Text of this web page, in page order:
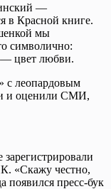
—
в Красной книге.
мы
символично:
— цвет любви.
с леопардовым
и оценили СМИ,
«Скажу честно,
появился пресс-бук